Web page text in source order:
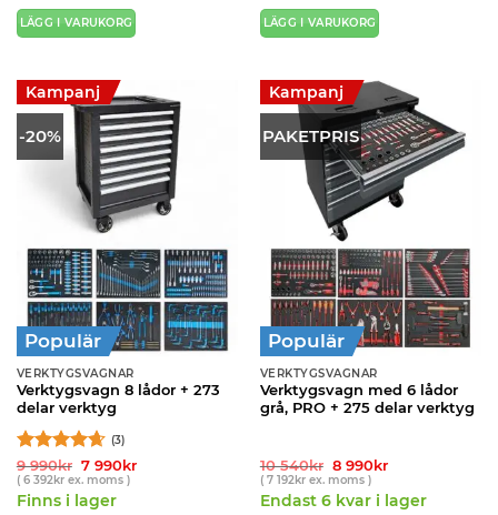
890kr.
LÄGG I VARUKORG
480kr.
LÄGG I VARUKORG
-20%
Kampanj
Populär
VERKTYGSVAGNAR
Verktygsvagn 8 lådor + 273
delar verktyg
Betygsatt
4.67av 5
(3)
9 990kr Det
ursprungliga
var:
7 990krDet
( 6 392krex. moms )
Finns i lager
PAKETPRIS
Kampanj
Populär
VERKTYGSVAGNAR
Verktygsvagn med 6 lådor
grå, PRO + 275 delar verktyg
10 540kr Det
ursprungliga
priset
var:
8 990krDet
priset
är:
( 7 192krex. moms )
Endast 6 kvar i lager